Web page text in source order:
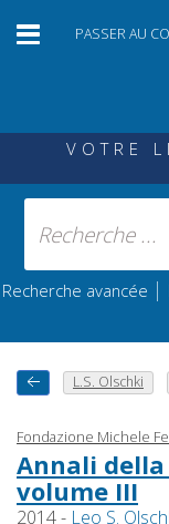
PASSER AU
VOTRE
Recherche avancée |
L.S. Olschki
Fondazione Michele
Annali della
volume III
2014 - Leo S.